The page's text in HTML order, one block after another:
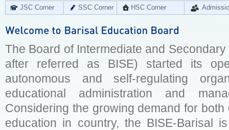
JSC Corner SSC Corner HSC Corner
The Board of Intermediate and
after referred as BISE) started its
autonomous and self-regulating
educational administration and
Considering the growing demand for
education in country, the BISE-Barisal